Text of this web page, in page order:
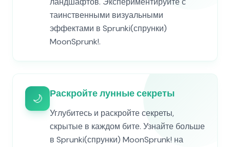
таинственными визуальными
эффектами в Sprunki(спрунки)
MoonSprunk!.
🌙 Раскройте лунные секреты
Углубитесь и раскройте секреты,
скрытые в каждом бите. Узнайте больше
в Sprunki(спрунки) MoonSprunk! на